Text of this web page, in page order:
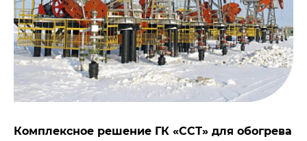
Комплексное решение ГК «ССТ» для обогрева